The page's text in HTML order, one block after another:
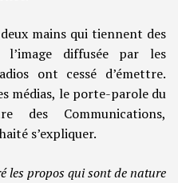
mains qui tiennent des
l’image diffusée par les
ont cessé d’émettre.
médias, le porte-parole du
des Communications,
s’expliquer.
les propos qui sont de nature